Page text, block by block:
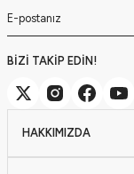
BİZİ TAKİP EDİN!
HAKKIMIZDA